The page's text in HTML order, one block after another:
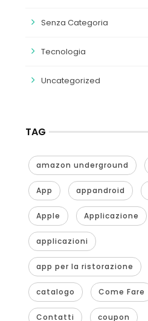
Senza Categoria
Tecnologia
Uncategorized
TAG
amazon underground
App appandroid
Apple Applicazione
applicazioni
app per la ristorazione
catalogo Come Fare
Contatti coupon